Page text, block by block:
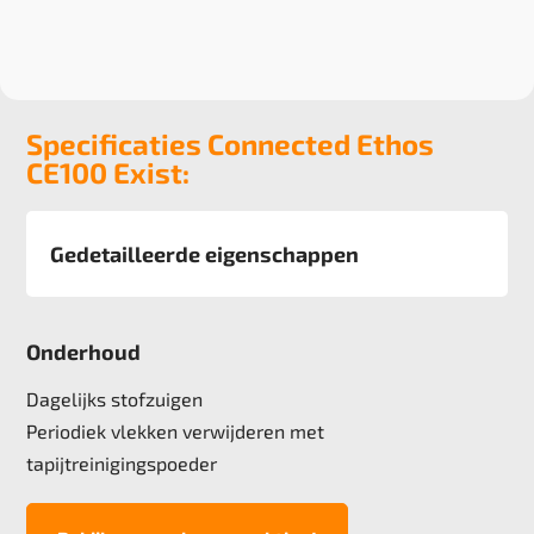
Specificaties Connected Ethos
CE100 Exist:
Gedetailleerde eigenschappen
Pool
Poolgewicht
624 g/m2
3,0 mm
Onderhoud
Dagelijks stofzuigen
Periodiek vlekken verwijderen met
tapijtreinigingspoeder